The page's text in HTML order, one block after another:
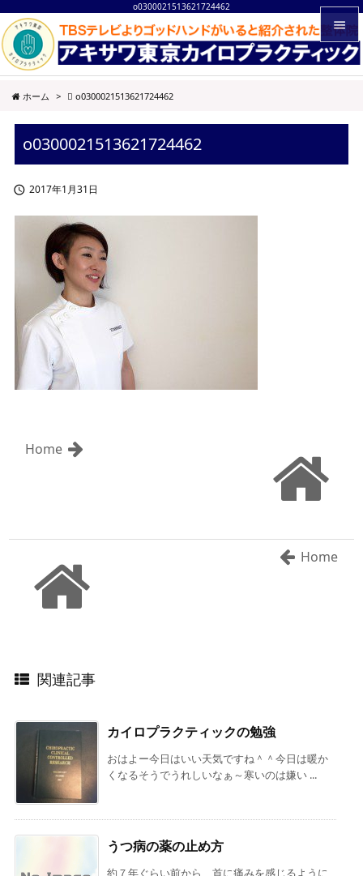
o0300021513621724462


メニュ
ホーム > o0300021513621724462
o0300021513621724462
 2017年1月31日
Home
Home
関連記事
カイロプラクティックの勉強
おはよー今日はいい天気ですね＾＾今日は暖か
くなるそうでうれしいなぁ～寒いのは嫌い ...
うつ病の薬の止め方
約７年ぐらい前から、首に痛みを感じるように